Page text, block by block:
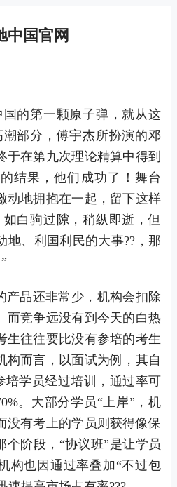
中国官网
第一颗原子弹，就从这
部分，傅宇杰所扮演的邓
于在第九次理论精算中得到
结果，他们成功了！舞台
动地拥抱在一起，留下这样
白驹过隙，稍纵即逝，但
地、利国利民的大事??，那
品还非常少，机构会扣除
而竞争远没有到今天的白热
生往往要比没有参培的考生
构而言，以面试为例，其自
培学员经过培训，通过率可
。大部分学员“上岸”，机
没有考上的学员则获得像保
个阶段，“协议班”是让学员
构也因通过率叠加“不过包